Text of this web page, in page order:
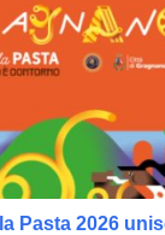
Pasta 2026